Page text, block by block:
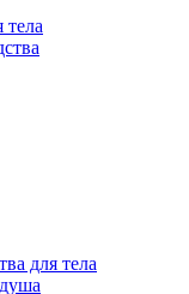
для тела